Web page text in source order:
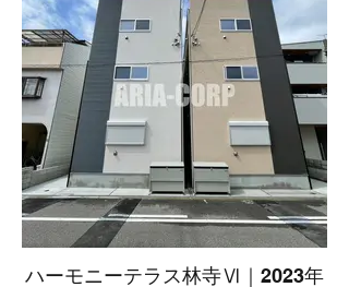
ハーモニーテラス林寺Ⅵ｜2023年